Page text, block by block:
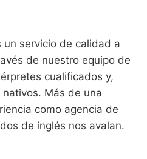
un servicio de calidad a
de nuestro equipo de
cualificados y,
Más de una
como agencia de
de inglés nos avalan.